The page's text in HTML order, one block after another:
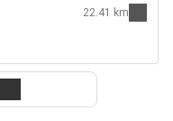
22.41 km